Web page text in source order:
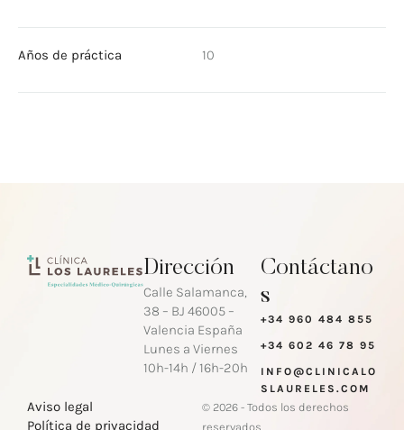
Años de práctica 10
Dirección
Calle Salamanca,
38 – BJ 46005 –
Valencia España
Lunes a Viernes
10h-14h / 16h-20h
Contáctano
s
+34 960 484 855
+34 602 46 78 95
INFO@CLINICALO
SLAURELES.COM
Aviso legal
Política de privacidad
© 2026 - Todos los derechos
reservados